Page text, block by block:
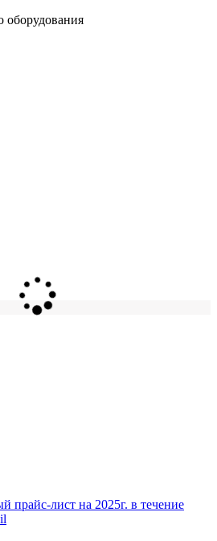
оборудования
прайс-лист на 2025г. в течение